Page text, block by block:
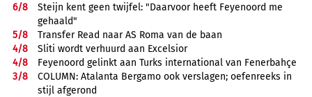
6/8
Steijn kent geen twijfel: "Daarvoor heeft Feyenoord me
gehaald"
5/8
Transfer Read naar AS Roma van de baan
4/8
Sliti wordt verhuurd aan Excelsior
4/8
Feyenoord gelinkt aan Turks international van Fenerbahçe
3/8
COLUMN: Atalanta Bergamo ook verslagen; oefenreeks in
stijl afgerond